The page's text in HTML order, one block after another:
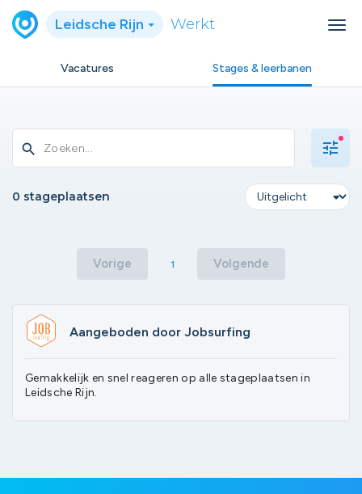
Leidsche Rijn Werkt
Vacatures Stages & leerbanen
search tune
0 stageplaatsen
Vorige 1 Volgende
Aangeboden door Jobsurfing
Gemakkelijk en snel reageren op alle stageplaatsen in
Leidsche Rijn.